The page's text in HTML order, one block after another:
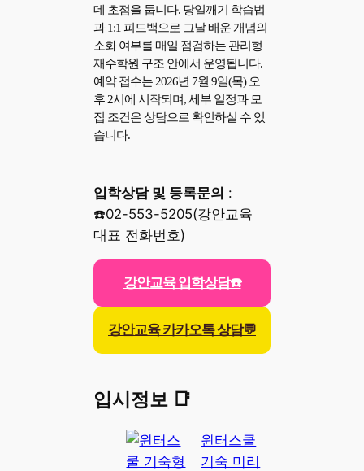
데 초점을 둡니다. 당일깨기 학습법
과 1:1 피드백으로 그날 배운 개념의
소화 여부를 매일 점검하는 관리형
재수학원 구조 안에서 운영됩니다.
예약 접수는 2026년 7월 9일(목) 오
후 2시에 시작되며, 세부 일정과 모
집 조건은 상담으로 확인하실 수 있
습니다.
입학상담 및 등록문의 :
☎️02-553-5205(강안교육
대표 전화번호)
강안교육 입학상담☎️
강안교육 카카오톡 상담💬
입시정보 📑
윈터스쿨
기숙 미리